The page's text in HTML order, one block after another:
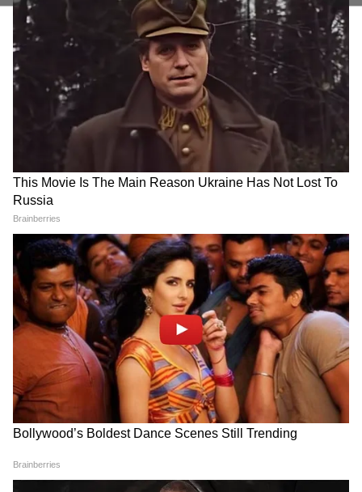
MDMK चीफ वाइको की सोनिया
गांधी से मुलाकात, INDIA ब्लॉक को
दिया समर्थन
सुप्रीम कोर्ट ने कॉमेडियन समय रैना
को लगाई फटकार, 3 लाख का
जुर्माना
LATEST VIDEOS
Rahul Gandhi से मिलीं CJP Protest में
लाठी खाने वाली Muskaan, Delhi Police से
दाग दिया ये सवाल!
CJP के अंदर हो गई कलह, Abhijeet Dipke